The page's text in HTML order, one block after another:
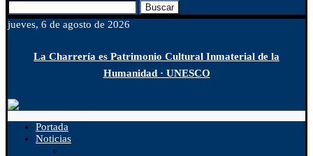
Buscar
jueves, 6 de agosto de 2026
La Charrería es Patrimonio Cultural Inmaterial de la
Humanidad · UNESCO
Portada
Noticias